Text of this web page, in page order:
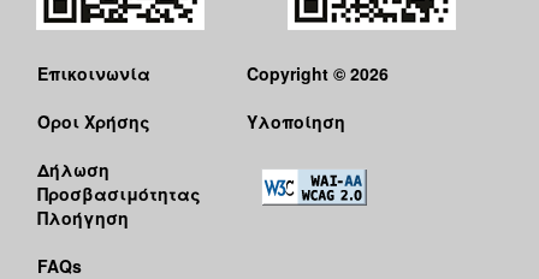
Επικοινωνία
Όροι Χρήσης
Δήλωση
Προσβασιμότητας
Πλοήγηση
FAQs
Copyright © 2026
Υλοποίηση